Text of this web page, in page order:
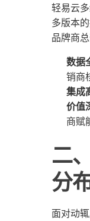
轻易云
多版本
品牌商
数据
销商
集成
价值
商赋
二
分
面对动